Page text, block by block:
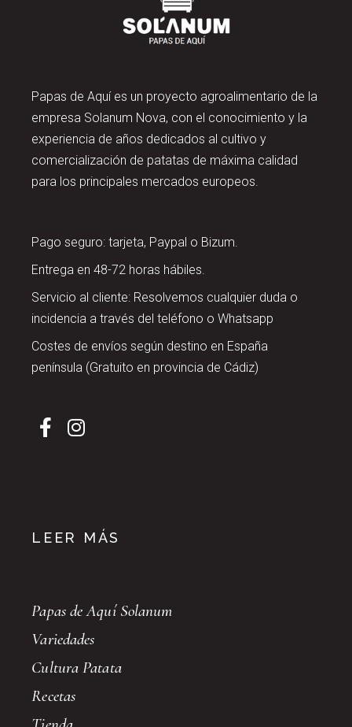
Papas de Aquí es un proyecto agroalimentario de la
empresa Solanum Nova, con el conocimiento y la
experiencia de años dedicados al cultivo y
comercialización de patatas de máxima calidad
para los principales mercados europeos.
Pago seguro: tarjeta, Paypal o Bizum.
Entrega en 48-72 horas hábiles.
Servicio al cliente: Resolvemos cualquier duda o
incidencia a través del teléfono o Whatsapp
Costes de envíos según destino en España
península (Gratuito en provincia de Cádiz)
LEER MÁS
Papas de Aquí Solanum
Variedades
Cultura Patata
Recetas